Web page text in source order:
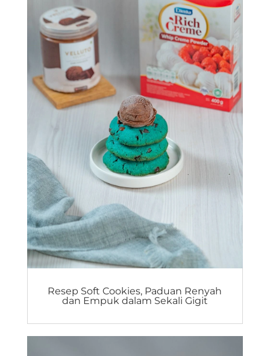
Resep Soft Cookies, Paduan Renyah
dan Empuk dalam Sekali Gigit